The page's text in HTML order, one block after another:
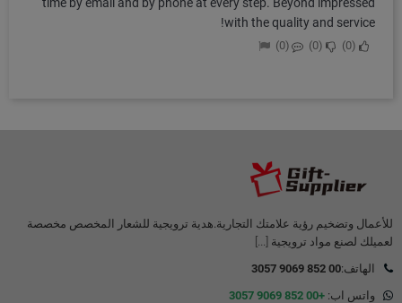
with the quality and service!
0
0
0
للأعمال وتضخيم رؤية علامتك التجارية.هدية ترويجية للشعار المخصص مخصصة
لعميلك لصنع مواد ترويجية [...]
الهاتف:00 852 9069 3057
واتس اب: +00 852 9069 3057